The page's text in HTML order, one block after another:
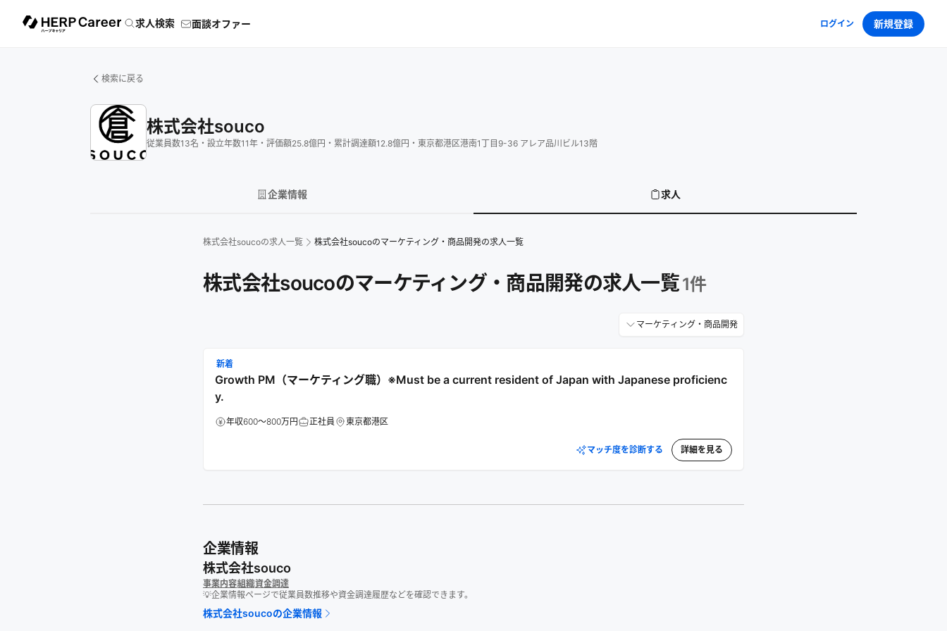
求人検索 面談オファー ログイン 新規登録
検索に戻る
株式会社souco
従業員数13名 ・ 設立年数11年 ・ 評価額25.8億円 ・ 累計調達額12.8億円 ・ 東京都港区港南1丁目9-36 アレア品川ビル13階
企業情報 求人
株式会社soucoの求人一覧 株式会社soucoのマーケティング・商品開発の求人一覧
株式会社soucoのマーケティング・商品開発の求人一覧1件
マーケティング・商品開発
新着
Growth PM（マーケティング職）※Must be a current resident of Japan with Japanese proficienc
y.
年収600～800万円 正社員 東京都港区
マッチ度を診断する 詳細を見る
企業情報
株式会社souco
事業内容組織資金調達
💡企業情報ページで従業員数推移や資金調達履歴などを確認できます。
株式会社soucoの企業情報